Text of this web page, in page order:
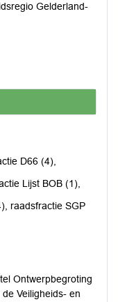
Gelderland-
D66 (4),
Lijst BOB (1),
raadsfractie SGP
Ontwerpbegroting
Veiligheids- en